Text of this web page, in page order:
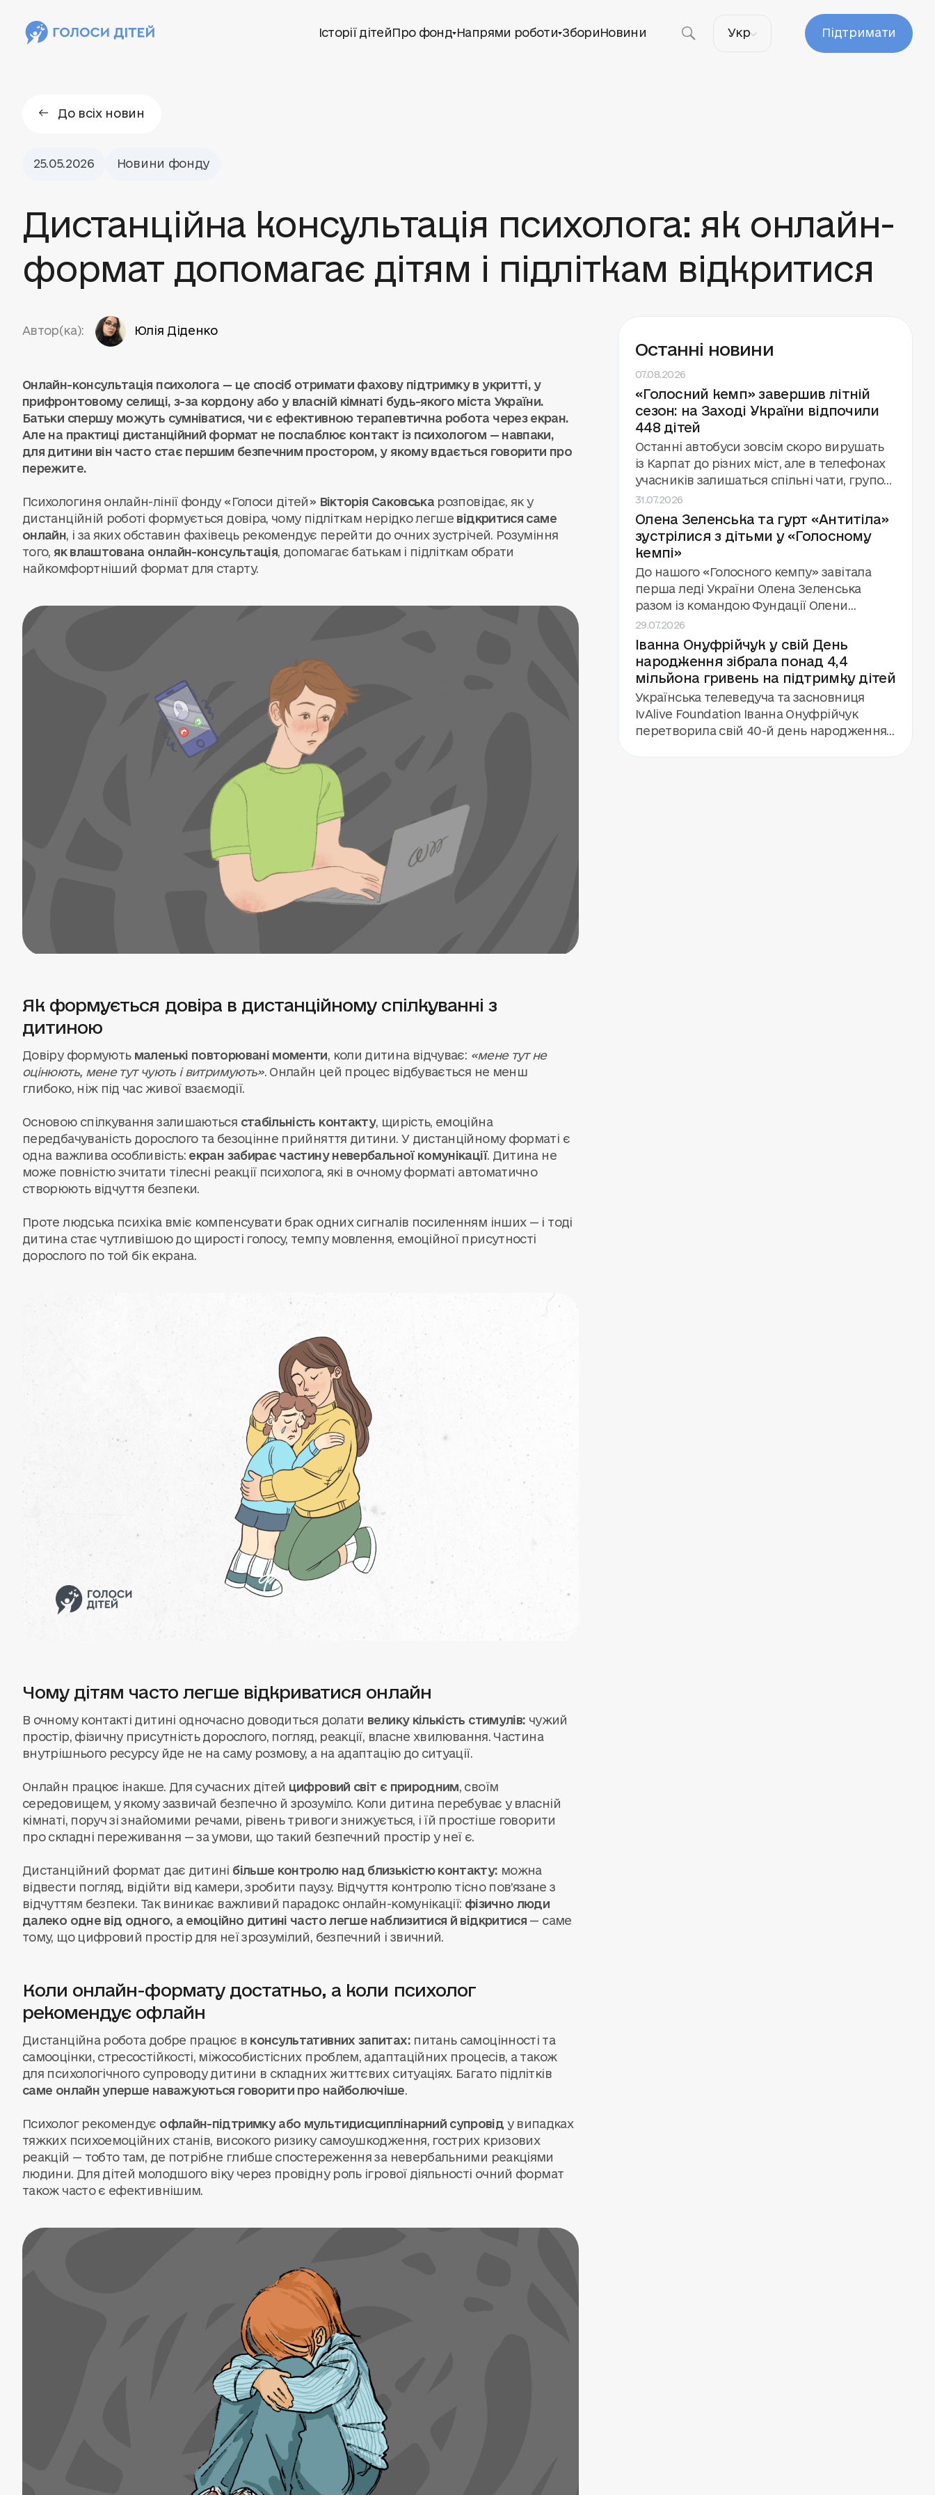
Історії дітейПро фонд Напрями роботи ЗбориНовини Укр Підтримати
До всіх новин
25.05.2026 Новини фонду
Дистанційна консультація психолога: як онлайн-
формат допомагає дітям і підліткам відкритися
Автор(ка): Юлія Діденко
Онлайн-консультація психолога — це спосіб отримати фахову підтримку в укритті, у
прифронтовому селищі, з-за кордону або у власній кімнаті будь-якого міста України.
Батьки спершу можуть сумніватися, чи є ефективною терапевтична робота через екран.
Але на практиці дистанційний формат не послаблює контакт із психологом — навпаки,
для дитини він часто стає першим безпечним простором, у якому вдається говорити про
пережите.
Психологиня онлайн-лінії фонду «Голоси дітей» Вікторія Саковська розповідає, як у
дистанційній роботі формується довіра, чому підліткам нерідко легше відкритися саме
онлайн, і за яких обставин фахівець рекомендує перейти до очних зустрічей. Розуміння
того,як влаштована онлайн-консультація, допомагає батькам і підліткам обрати
найкомфортніший формат для старту.
Як формується довіра в дистанційному спілкуванні з
дитиною
Довіру формують маленькі повторювані моменти, коли дитина відчуває: «мене тут не
оцінюють, мене тут чують і витримують». Онлайн цей процес відбувається не менш
глибоко, ніж під час живої взаємодії.
Основою спілкування залишаються стабільність контакту, щирість, емоційна
передбачуваність дорослого та безоцінне прийняття дитини. У дистанційному форматі є
одна важлива особливість: екран забирає частину невербальної комунікації. Дитина не
може повністю зчитати тілесні реакції психолога, які в очному форматі автоматично
створюють відчуття безпеки.
Проте людська психіка вміє компенсувати брак одних сигналів посиленням інших — і тоді
дитина стає чутливішою до щирості голосу, темпу мовлення, емоційної присутності
дорослого по той бік екрана.
Чому дітям часто легше відкриватися онлайн
В очному контакті дитині одночасно доводиться долати велику кількість стимулів: чужий
простір, фізичну присутність дорослого, погляд, реакції, власне хвилювання. Частина
внутрішнього ресурсу йде не на саму розмову, а на адаптацію до ситуації.
Онлайн працює інакше. Для сучасних дітей цифровий світ є природним, своїм
середовищем, у якому зазвичай безпечно й зрозуміло. Коли дитина перебуває у власній
кімнаті, поруч зі знайомими речами, рівень тривоги знижується, і їй простіше говорити
про складні переживання — за умови, що такий безпечний простір у неї є.
Дистанційний формат дає дитині більше контролю над близькістю контакту: можна
відвести погляд, відійти від камери, зробити паузу. Відчуття контролю тісно пов’язане з
відчуттям безпеки. Так виникає важливий парадокс онлайн-комунікації: фізично люди
далеко одне від одного, а емоційно дитині часто легше наблизитися й відкритися — саме
тому, що цифровий простір для неї зрозумілий, безпечний і звичний.
Коли онлайн-формату достатньо, а коли психолог
рекомендує офлайн
Дистанційна робота добре працює в консультативних запитах:питань самоцінності та
самооцінки, стресостійкості, міжособистісних проблем, адаптаційних процесів, а також
для психологічного супроводу дитини в складних життєвих ситуаціях. Багато підлітків
саме онлайн уперше наважуються говорити про найболючіше.
Психолог рекомендує офлайн-підтримку або мультидисциплінарний супровід у випадках
тяжких психоемоційних станів, високого ризику самоушкодження, гострих кризових
реакцій — тобто там, де потрібне глибше спостереження за невербальними реакціями
людини. Для дітей молодшого віку через провідну роль ігрової діяльності очний формат
також часто є ефективнішим.
Останні новини
07.08.2026
«Голосний кемп» завершив літній
сезон: на Заході України відпочили
448 дітей
Останні автобуси зовсім скоро вирушать
із Карпат до різних міст, але в телефонах
учасників залишаться спільні чати, групові
фото й обіцянки зустрітися знову.
«Голосний кемп» завершив третій сезон
поспіль за підтримки та у співпраці з
Фундацією Олени Зеленської. Цього літа
фонд «Голоси дітей» провів вісім змін для
448 дітей, які зазнали впливу війни.
31.07.2026
Олена Зеленська та гурт «Антитіла»
зустрілися з дітьми у «Голосному
кемпі»
До нашого «Голосного кемпу» завітала
перша леді України Олена Зеленська
разом із командою Фундації Олени
Зеленської та міністром освіти Андрієм
Бутенком. А ще — гурт «Антитіла», який
дав концерт для 112 дітей і команди кемпу.
29.07.2026
Іванна Онуфрійчук у свій День
народження зібрала понад 4,4
мільйона гривень на підтримку дітей
Українська телеведуча та засновниця
IvAlive Foundation Іванна Онуфрійчук
перетворила свій 40-й день народження